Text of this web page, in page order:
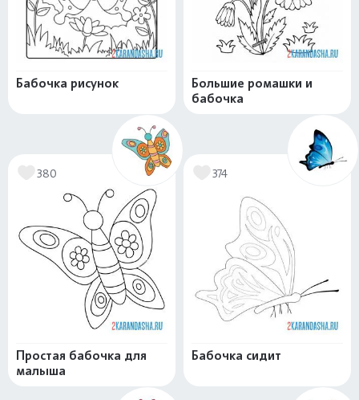
Бабочка рисунок
Большие ромашки и
бабочка
380
Простая бабочка для
малыша
374
Бабочка сидит